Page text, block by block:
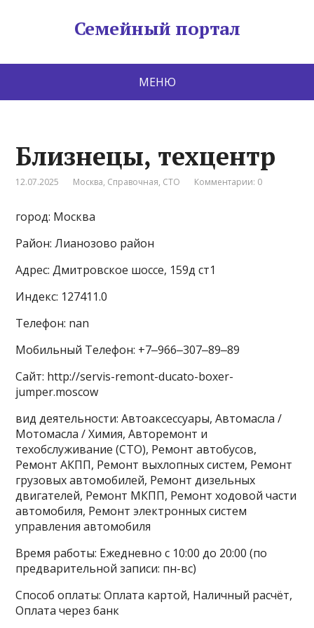
Семейный портал
МЕНЮ
Близнецы, техцентр
12.07.2025 Москва, Справочная, СТО Комментарии: 0
город: Москва
Район: Лианозово район
Адрес: Дмитровское шоссе, 159д ст1
Индекс: 127411.0
Телефон: nan
Мобильный Телефон: +7‒966‒307‒89‒89
Сайт: http://servis-remont-ducato-boxer-
jumper.moscow
вид деятельности: Автоаксессуары, Автомасла /
Мотомасла / Химия, Авторемонт и
техобслуживание (СТО), Ремонт автобусов,
Ремонт АКПП, Ремонт выхлопных систем, Ремонт
грузовых автомобилей, Ремонт дизельных
двигателей, Ремонт МКПП, Ремонт ходовой части
автомобиля, Ремонт электронных систем
управления автомобиля
Время работы: Ежедневно с 10:00 до 20:00 (по
предварительной записи: пн-вс)
Способ оплаты: Оплата картой, Наличный расчёт,
Оплата через банк